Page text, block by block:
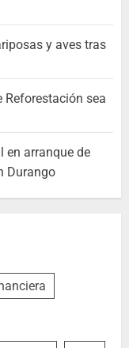
y aves tras
Reforestación sea
en arranque de
Durango